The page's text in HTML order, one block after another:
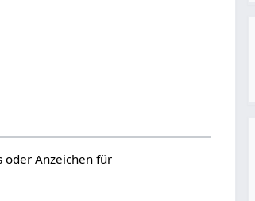
Anzeichen für